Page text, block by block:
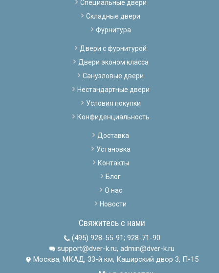
Специальные двери
Складные двери
Фурнитура
Двери с фурнитурой
Двери эконом класса
Санузловые двери
Нестандартные двери
Условия покупки
Конфиденциальность
Доставка
Установка
Контакты
Блог
О нас
Новости
Свяжитесь с нами
(495) 928-55-91; 928-71-90
support@dver-k.ru, admin@dver-k.ru
Москва, МКАД, 33-й км, Каширский двор 3, П-15